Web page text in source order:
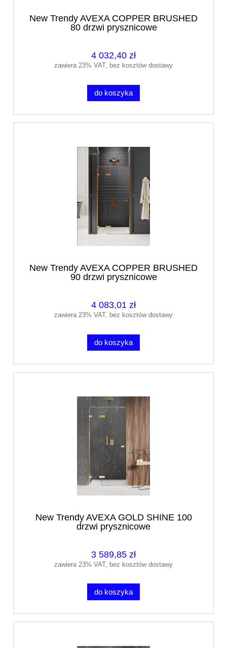
New Trendy AVEXA COPPER BRUSHED
80 drzwi prysznicowe
4 032,40 zł
zawiera 23% VAT, bez kosztów dostawy
do koszyka
New Trendy AVEXA COPPER BRUSHED
90 drzwi prysznicowe
4 083,01 zł
zawiera 23% VAT, bez kosztów dostawy
do koszyka
New Trendy AVEXA GOLD SHINE 100
drzwi prysznicowe
3 589,85 zł
zawiera 23% VAT, bez kosztów dostawy
do koszyka